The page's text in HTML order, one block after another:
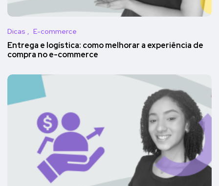
Dicas E-commerce
Entrega e logística: como melhorar a experiência de
compra no e-commerce